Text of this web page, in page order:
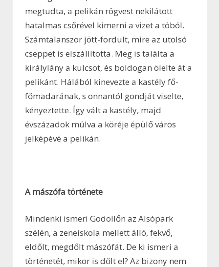
megtudta, a pelikán rögvest nekilátott
hatalmas csőrével kimerni a vizet a tóból.
Számtalanszor jött-fordult, mire az utolsó
cseppet is elszállította. Meg is találta a
királylány a kulcsot, és boldogan ölelte át a
pelikánt. Hálából kinevezte a kastély fő-
főmadarának, s onnantól gondját viselte,
kényeztette. Így vált a kastély, majd
évszázadok múlva a köréje épülő város
jelképévé a pelikán.
A mászófa története
Mindenki ismeri Gödöllőn az Alsópark
szélén, a zeneiskola mellett álló, fekvő,
eldőlt, megdőlt mászófát. De ki ismeri a
történetét, mikor is dőlt el? Az bizony nem